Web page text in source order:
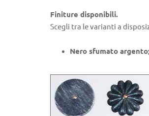
Finiture disponibili.
Scegli tra le varianti a
Nero sfumato